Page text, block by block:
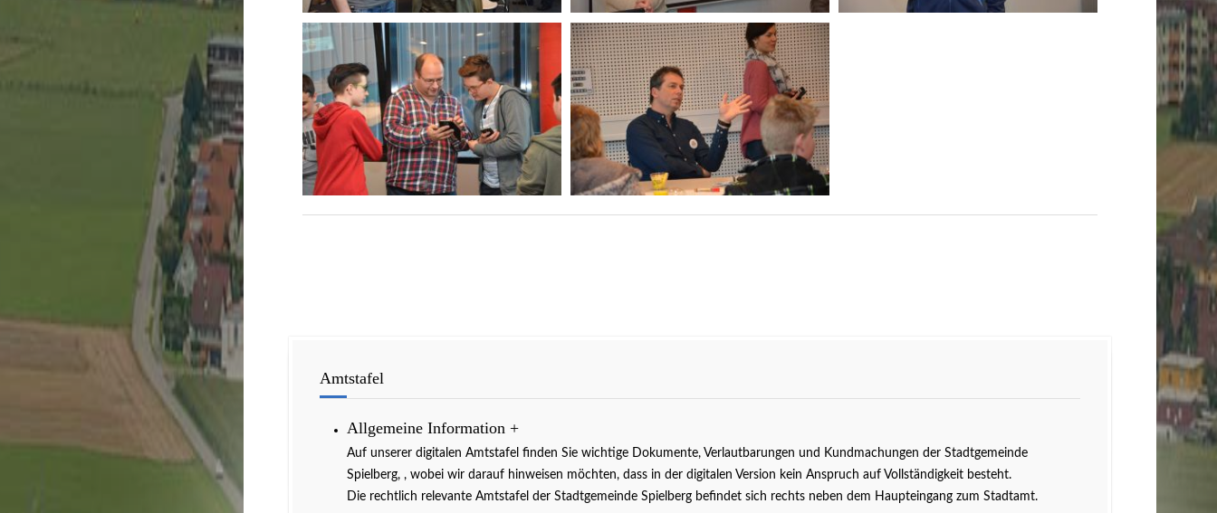
Amtstafel
Allgemeine Information +
Auf unserer digitalen Amtstafel finden Sie wichtige Dokumente, Verlautbarungen und Kundmachungen der Stadtgemeinde
Spielberg, , wobei wir darauf hinweisen möchten, dass in der digitalen Version kein Anspruch auf Vollständigkeit besteht.
Die rechtlich relevante Amtstafel der Stadtgemeinde Spielberg befindet sich rechts neben dem Haupteingang zum Stadtamt.